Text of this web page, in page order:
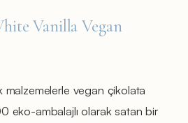
Vanilla Vegan
malzemelerle vegan çikolata
eko-ambalajlı olarak satan bir